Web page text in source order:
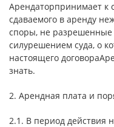
Арендаторпринимает к
сдаваемого в аренду
споры, не
силурешением суда, о
настоящего
знать.
2. Арендная плата и
2.1. В период действия